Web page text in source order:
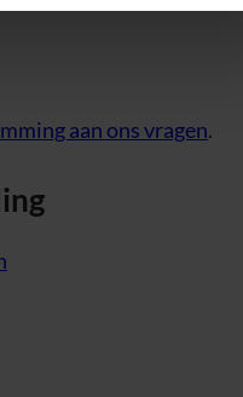
aan ons vragen.